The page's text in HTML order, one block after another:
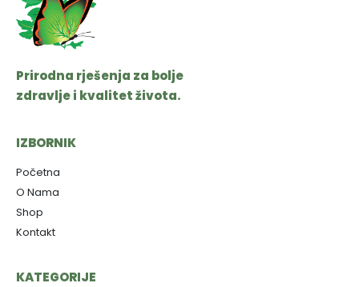
Prirodna rješenja za bolje
zdravlje i kvalitet života.
IZBORNIK
Početna
O Nama
Shop
Kontakt
KATEGORIJE